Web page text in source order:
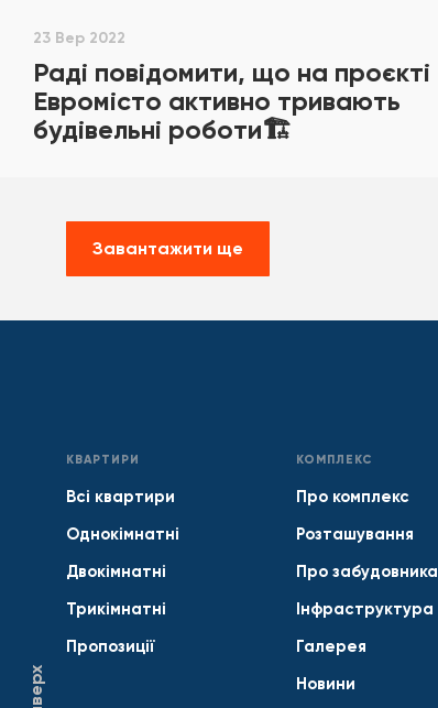
23 Вер 2022
Раді повідомити, що на проєкті
Евромісто активно тривають
будівельні роботи🏗
Завантажити ще
КВАРТИРИ
Всі квартири
Однокімнатні
Двокімнатні
Трикімнатні
Пропозиції
КОМПЛЕКС
Про комплекс
Розташування
Про забудовника
Інфраструктура
Галерея
Новини